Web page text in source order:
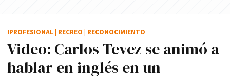
Video: Carlos Tevez se animó a
hablar en inglés en un
IPROFESIONAL RECREO RECONOCIMIENTO